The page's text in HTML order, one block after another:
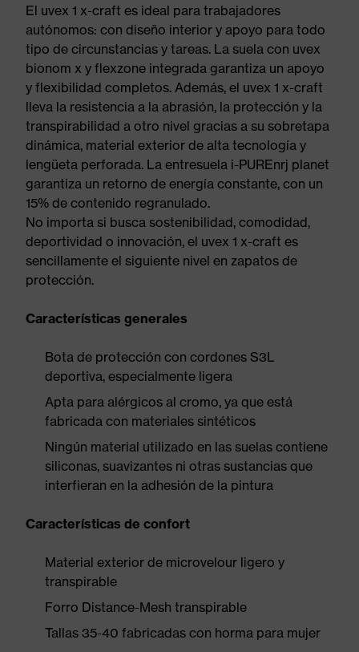
El uvex 1 x-craft es ideal para trabajadores
autónomos: con diseño interior y apoyo para todo
tipo de circunstancias y tareas. La suela con uvex
bionom x y flexzone integrada garantiza un apoyo
y flexibilidad completos. Además, el uvex 1 x-craft
lleva la resistencia a la abrasión, la protección y la
transpirabilidad a otro nivel gracias a su sobretapa
dinámica, material exterior de alta tecnología y
lengüeta perforada. La entresuela i-PUREnrj planet
garantiza un retorno de energía constante, con un
15% de contenido regranulado.
No importa si busca sostenibilidad, comodidad,
deportividad o innovación, el uvex 1 x-craft es
sencillamente el siguiente nivel en zapatos de
protección.
Características generales
Bota de protección con cordones S3L
deportiva, especialmente ligera
Apta para alérgicos al cromo, ya que está
fabricada con materiales sintéticos
Ningún material utilizado en las suelas contiene
siliconas, suavizantes ni otras sustancias que
interfieran en la adhesión de la pintura
Características de confort
Material exterior de microvelour ligero y
transpirable
Forro Distance-Mesh transpirable
Tallas 35-40 fabricadas con horma para mujer